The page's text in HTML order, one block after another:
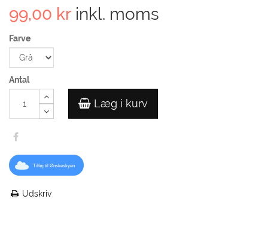
99,00 kr inkl. moms
Farve
Antal
Læg i kurv
Tilføj til Ønskeskyen
Udskriv